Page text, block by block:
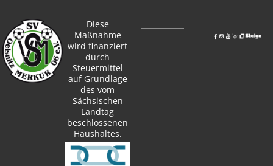
Diese
Maßnahme
wird finanziert
durch
Steuermittel
auf Grundlage
des vom
Sächsischen
Landtag
beschlossenen
Haushaltes.